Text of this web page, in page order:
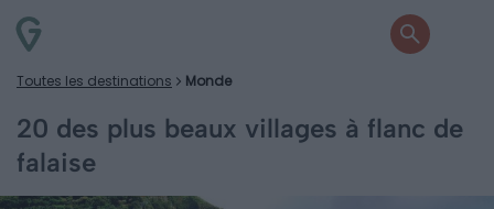
Toutes les destinations Monde
20 des plus beaux villages à flanc de
falaise